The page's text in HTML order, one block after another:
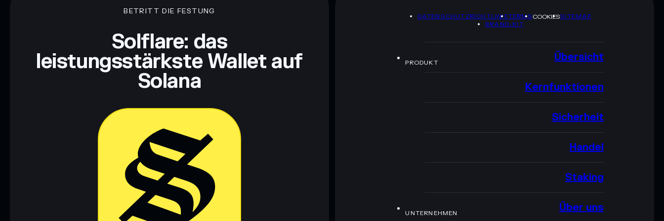
BETRITT DIE FESTUNG
Solflare: das
leistungsstärkste Wallet auf
Solana
DATENSCHUTZRICHTLINIETERMSCOOKIESSITEMAP
BRAND-KIT
PRODUKT Übersicht
Kernfunktionen
Sicherheit
Handel
Staking
UNTERNEHMEN Über uns